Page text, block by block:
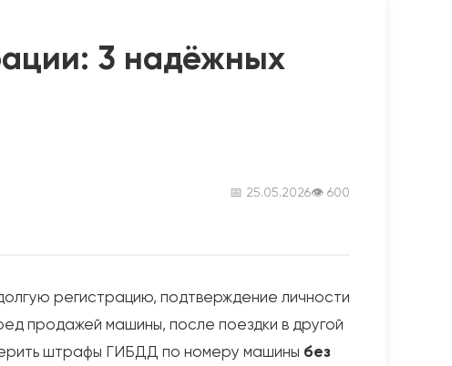
3 надёжных
📅 25.05.2026👁 600
регистрацию, подтверждение личности
продажей машины, после поездки в другой
штрафы ГИБДД по номеру машины без